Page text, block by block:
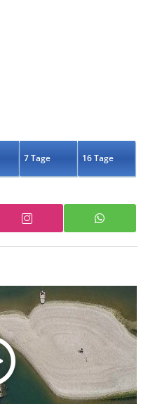
7 Tage 16 Tage